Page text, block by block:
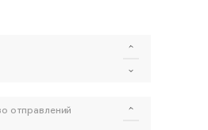
отправлений